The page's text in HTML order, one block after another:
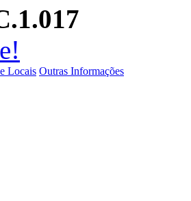
Locais Outras Informações